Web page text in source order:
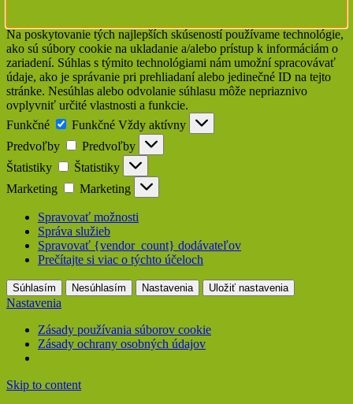
Na poskytovanie tých najlepších skúseností používame technológie,
ako sú súbory cookie na ukladanie a/alebo prístup k informáciám o
zariadení. Súhlas s týmito technológiami nám umožní spracovávať
údaje, ako je správanie pri prehliadaní alebo jedinečné ID na tejto
stránke. Nesúhlas alebo odvolanie súhlasu môže nepriaznivo
ovplyvniť určité vlastnosti a funkcie.
Funkčné
Funkčné Vždy aktívny
Predvoľby
Predvoľby
Štatistiky
Štatistiky
Marketing
Marketing
Spravovať možnosti
Správa služieb
Spravovať {vendor_count} dodávateľov
Prečítajte si viac o týchto účeloch
Súhlasím Nesúhlasím Nastavenia Uložiť nastavenia
Nastavenia
Zásady používania súborov cookie
Zásady ochrany osobných údajov
Skip to content